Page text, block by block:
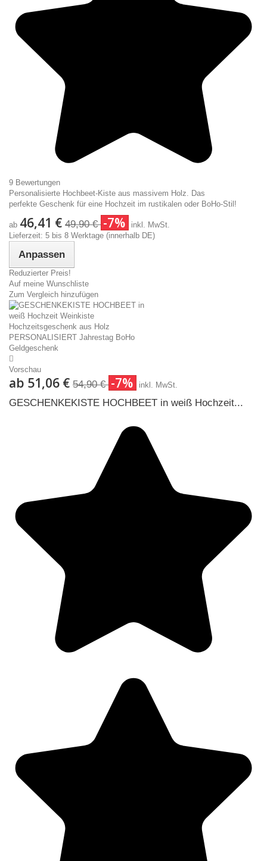
9 Bewertungen
Personalisierte Hochbeet-Kiste aus massivem Holz. Das
perfekte Geschenk für eine Hochzeit im rustikalen oder BoHo-Stil!
ab 46,41 € 49,90 € -7%
inkl. MwSt.
Lieferzeit: 5 bis 8 Werktage (innerhalb DE)
Anpassen
Reduzierter Preis!
Auf meine Wunschliste
Zum Vergleich hinzufügen
Vorschau
ab 51,06 € 54,90 € -7% inkl. MwSt.
GESCHENKEKISTE HOCHBEET in weiß Hochzeit...